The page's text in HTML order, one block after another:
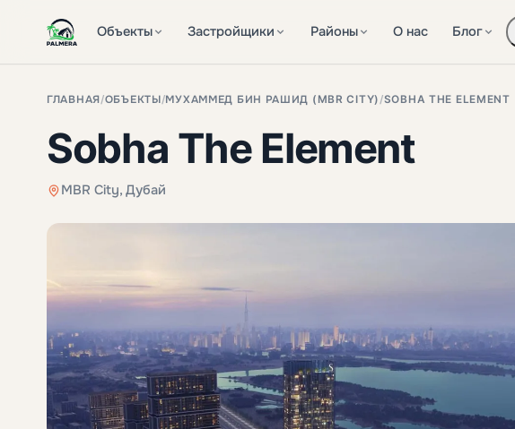
Объекты Застройщики Районы О нас Блог
ГЛАВНАЯ /ОБЪЕКТЫ/МУХАММЕД БИН РАШИД (MBR CITY) /SOBHA THE ELEMENT
Sobha The Element
MBR City, Дубай